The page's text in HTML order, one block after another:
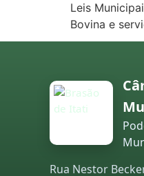
Leis
Bovina e
Rua Nestor